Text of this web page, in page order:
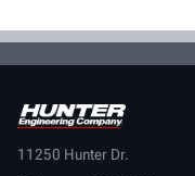
11250 Hunter Dr.